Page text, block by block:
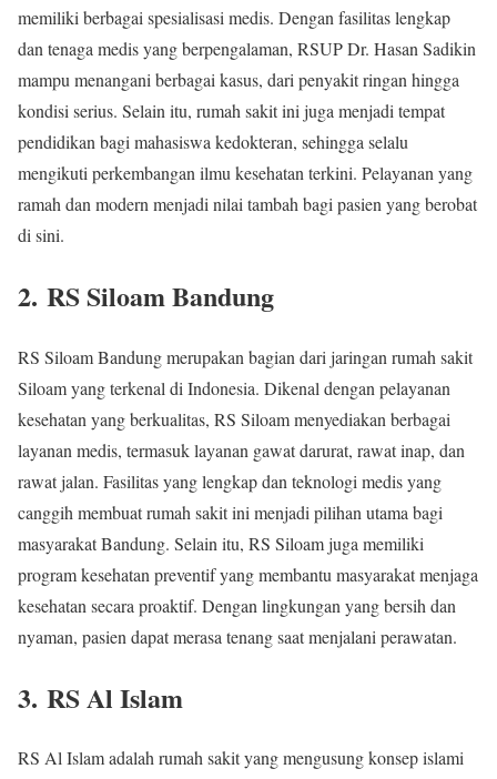
memiliki berbagai spesialisasi medis. Dengan fasilitas lengkap
dan tenaga medis yang berpengalaman, RSUP Dr. Hasan Sadikin
mampu menangani berbagai kasus, dari penyakit ringan hingga
kondisi serius. Selain itu, rumah sakit ini juga menjadi tempat
pendidikan bagi mahasiswa kedokteran, sehingga selalu
mengikuti perkembangan ilmu kesehatan terkini. Pelayanan yang
ramah dan modern menjadi nilai tambah bagi pasien yang berobat
di sini.
2. RS Siloam Bandung
RS Siloam Bandung merupakan bagian dari jaringan rumah sakit
Siloam yang terkenal di Indonesia. Dikenal dengan pelayanan
kesehatan yang berkualitas, RS Siloam menyediakan berbagai
layanan medis, termasuk layanan gawat darurat, rawat inap, dan
rawat jalan. Fasilitas yang lengkap dan teknologi medis yang
canggih membuat rumah sakit ini menjadi pilihan utama bagi
masyarakat Bandung. Selain itu, RS Siloam juga memiliki
program kesehatan preventif yang membantu masyarakat menjaga
kesehatan secara proaktif. Dengan lingkungan yang bersih dan
nyaman, pasien dapat merasa tenang saat menjalani perawatan.
3. RS Al Islam
RS Al Islam adalah rumah sakit yang mengusung konsep islami